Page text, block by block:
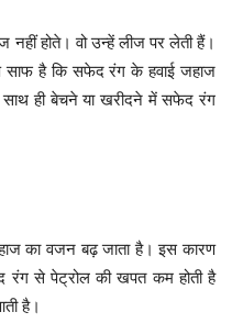
नहीं होते। वो उन्हें लीज पर लेती हैं।
साफ है कि सफेद रंग के हवाई जहाज
साथ ही बेचने या खरीदने में सफेद रंग
का वजन बढ़ जाता है। इस कारण
रंग से पेट्रोल की खपत कम होती है
है।